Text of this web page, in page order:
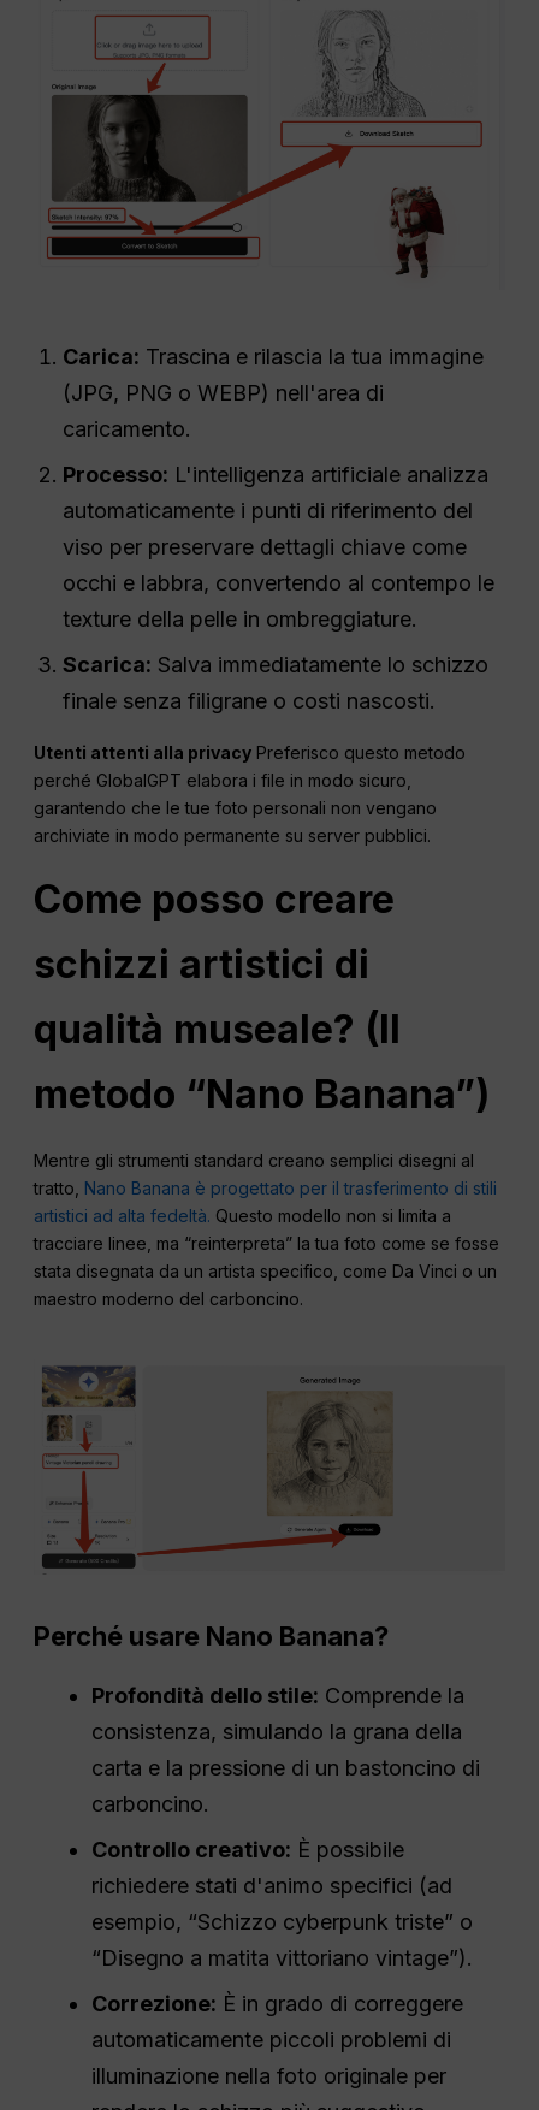
Carica: Trascina e rilascia la tua immagine
(JPG, PNG o WEBP) nell'area di
caricamento.
Processo: L'intelligenza artificiale analizza
automaticamente i punti di riferimento del
viso per preservare dettagli chiave come
occhi e labbra, convertendo al contempo le
texture della pelle in ombreggiature.
Scarica: Salva immediatamente lo schizzo
finale senza filigrane o costi nascosti.
Utenti attenti alla privacy Preferisco questo metodo
perché GlobalGPT elabora i file in modo sicuro,
garantendo che le tue foto personali non vengano
archiviate in modo permanente su server pubblici.
Come posso creare
schizzi artistici di
qualità museale? (Il
metodo “Nano Banana”)
Mentre gli strumenti standard creano semplici disegni al
tratto, Nano Banana è progettato per il trasferimento di stili
artistici ad alta fedeltà. Questo modello non si limita a
tracciare linee, ma “reinterpreta” la tua foto come se fosse
stata disegnata da un artista specifico, come Da Vinci o un
maestro moderno del carboncino.
Perché usare Nano Banana?
Profondità dello stile: Comprende la
consistenza, simulando la grana della
carta e la pressione di un bastoncino di
carboncino.
Controllo creativo: È possibile
richiedere stati d'animo specifici (ad
esempio, “Schizzo cyberpunk triste” o
“Disegno a matita vittoriano vintage”).
Correzione: È in grado di correggere
automaticamente piccoli problemi di
illuminazione nella foto originale per